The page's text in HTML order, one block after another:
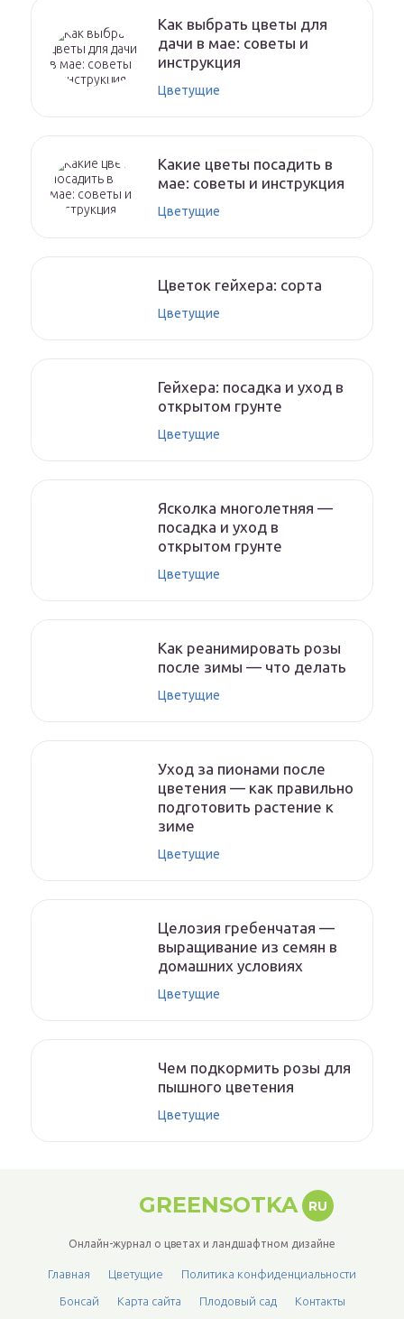
Как выбрать цветы для
дачи в мае: советы и
инструкция
Цветущие
Какие цветы посадить в
мае: советы и инструкция
Цветущие
Цветок гейхера: сорта
Цветущие
Гейхера: посадка и уход в
открытом грунте
Цветущие
Ясколка многолетняя —
посадка и уход в
открытом грунте
Цветущие
Как реанимировать розы
после зимы — что делать
Цветущие
Уход за пионами после
цветения — как правильно
подготовить растение к
зиме
Цветущие
Целозия гребенчатая —
выращивание из семян в
домашних условиях
Цветущие
Чем подкормить розы для
пышного цветения
Цветущие
GREENSOTKA RU
Онлайн-журнал о цветах и ландшафтном дизайне
Главная Цветущие Политика конфиденциальности
Бонсай Карта сайта Плодовый сад Контакты